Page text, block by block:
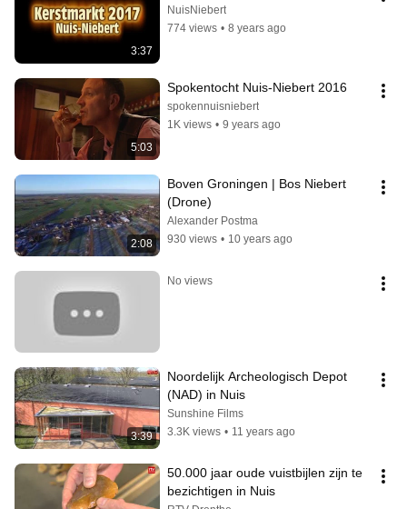
3:37
NuisNiebert
774 views • 8 years ago
5:03
Spokentocht Nuis-Niebert 2016
spokennuisniebert
1K views • 9 years ago
2:08
Boven Groningen | Bos Niebert
(Drone)
Alexander Postma
930 views • 10 years ago
No views
3:39
Noordelijk Archeologisch Depot
(NAD) in Nuis
Sunshine Films
3.3K views • 11 years ago
50.000 jaar oude vuistbijlen zijn te
bezichtigen in Nuis